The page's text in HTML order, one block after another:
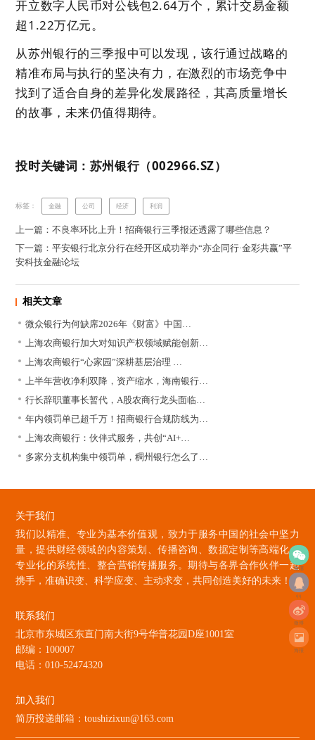
微信
qq
微博
海报
开立数字人民币对公钱包2.64万个，累计交易金额
超1.22万亿元。
从苏州银行的三季报中可以发现，该行通过战略的
精准布局与执行的坚决有力，在激烈的市场竞争中
找到了适合自身的差异化发展路径，其高质量增长
的故事，未来仍值得期待。
投时关键词：苏州银行（002966.SZ）
标签： 金融 公司 经济 利润
上一篇：不良率环比上升！招商银行三季报还透露了哪些信息？
下一篇：平安银行北京分行在经开区成功举办“亦企同行·金彩共赢”平
安科技金融论坛
相关文章
微众银行为何缺席2026年《财富》中国…
上海农商银行加大对知识产权领域赋能创新…
上海农商银行“心家园”深耕基层治理 …
上半年营收净利双降，资产缩水，海南银行…
行长辞职董事长暂代，A股农商行龙头面临…
年内领罚单已超千万！招商银行合规防线为…
上海农商银行：伙伴式服务，共创“AI+…
多家分支机构集中领罚单，稠州银行怎么了…
关于我们
我们以精准、专业为基本价值观，致力于服务中国的社会中坚力
量，提供财经领域的内容策划、传播咨询、数据定制等高端化、
专业化的系统性、整合营销传播服务。期待与各界合作伙伴一起
携手，准确识变、科学应变、主动求变，共同创造美好的未来！
联系我们
北京市东城区东直门南大街9号华普花园D座1001室
邮编：100007
电话：010-52474320
加入我们
简历投递邮箱：toushizixun@163.com